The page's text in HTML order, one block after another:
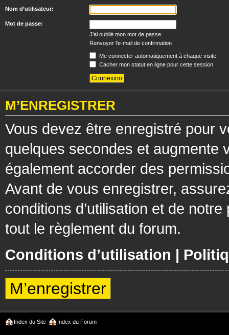
Nom d’utilisateur:
Mot de passe:
J’ai oublié mon mot de passe
Renvoyer l’e-mail de confirmation
Me connecter automatiquement à chaque visite
Cacher mon statut en ligne pour cette session
M’ENREGISTRER
Vous devez être enregistré pour
quelques secondes et augmente
également accorder des
Avant de vous enregistrer,
conditions d’utilisation et de
tout le règlement du forum.
Conditions d’utilisation |
M’enregistrer
Index du Site Index du Forum